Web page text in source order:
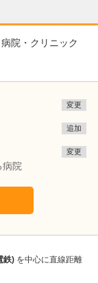
病院・クリニック
変更
追加
病院
変更
鉄) を中心に直線距離